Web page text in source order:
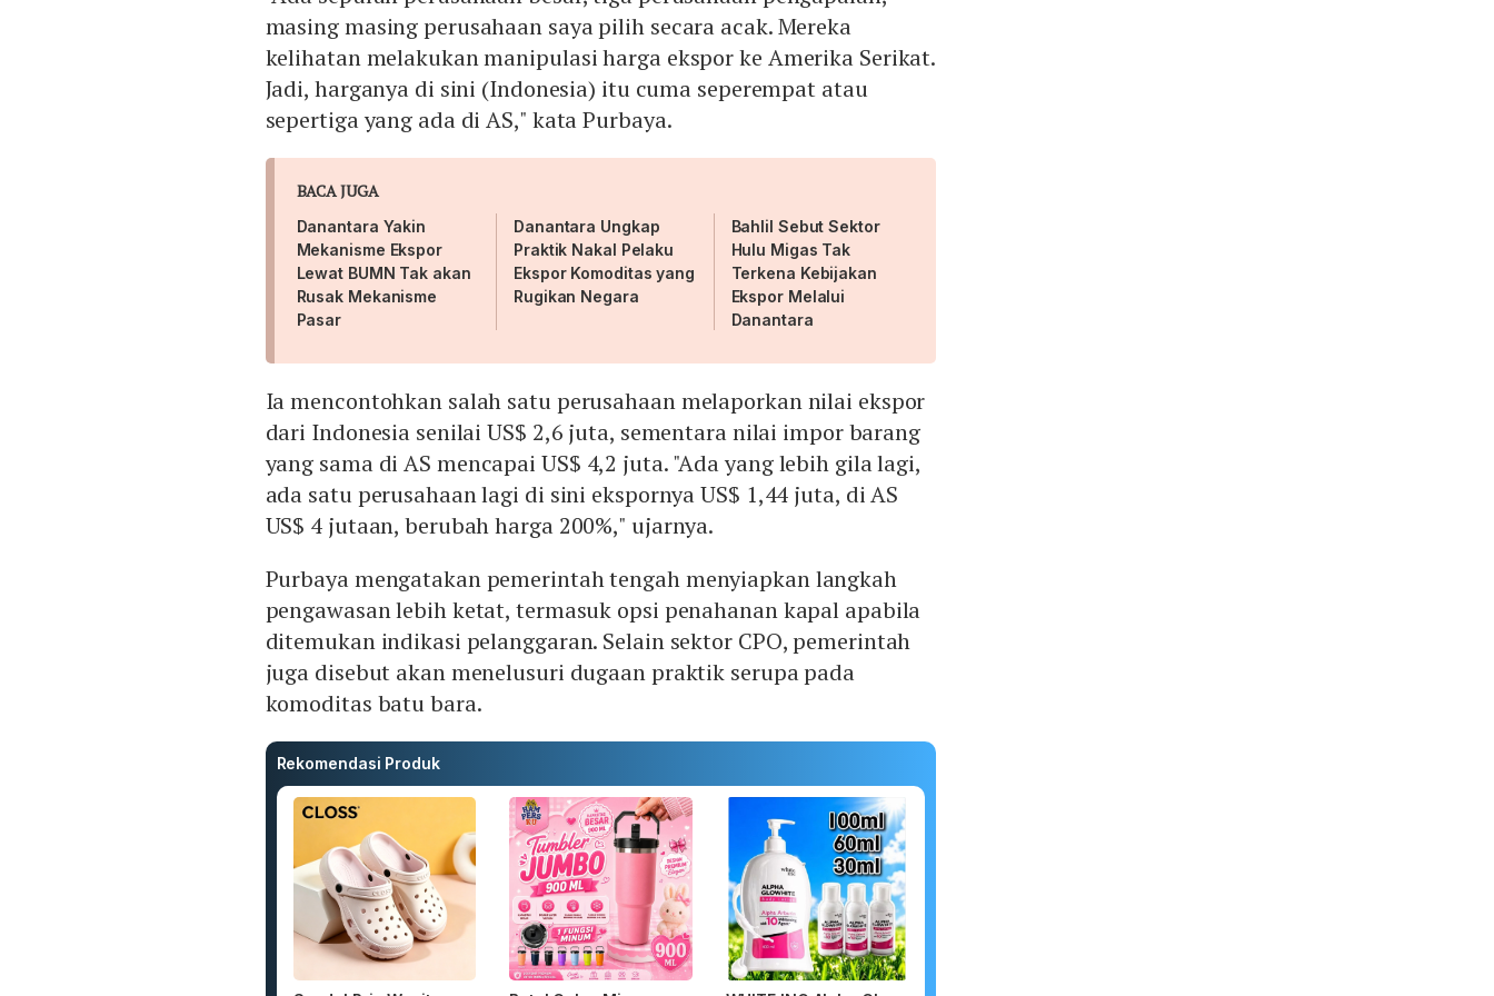
masing masing perusahaan saya pilih secara acak. Mereka
kelihatan melakukan manipulasi harga ekspor ke Amerika Serikat.
Jadi, harganya di sini (Indonesia) itu cuma seperempat atau
sepertiga yang ada di AS," kata Purbaya.
BACA JUGA
Danantara Yakin
Mekanisme Ekspor
Lewat BUMN Tak akan
Rusak Mekanisme
Pasar
Danantara Ungkap
Praktik Nakal Pelaku
Ekspor Komoditas yang
Rugikan Negara
Bahlil Sebut Sektor
Hulu Migas Tak
Terkena Kebijakan
Ekspor Melalui
Danantara
Ia mencontohkan salah satu perusahaan melaporkan nilai ekspor
dari Indonesia senilai US$ 2,6 juta, sementara nilai impor barang
yang sama di AS mencapai US$ 4,2 juta. "Ada yang lebih gila lagi,
ada satu perusahaan lagi di sini ekspornya US$ 1,44 juta, di AS
US$ 4 jutaan, berubah harga 200%," ujarnya.
Purbaya mengatakan pemerintah tengah menyiapkan langkah
pengawasan lebih ketat, termasuk opsi penahanan kapal apabila
ditemukan indikasi pelanggaran. Selain sektor CPO, pemerintah
juga disebut akan menelusuri dugaan praktik serupa pada
komoditas batu bara.
Rekomendasi Produk